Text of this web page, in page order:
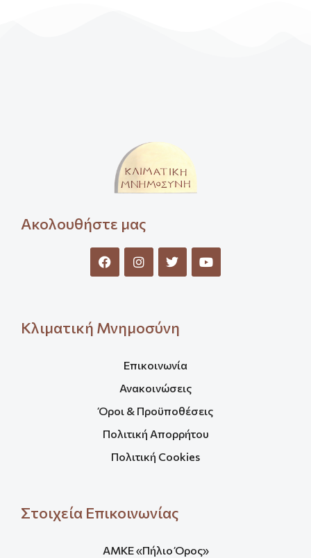
Ακολουθήστε μας
Κλιματική Μνημοσύνη
Επικοινωνία
Ανακοινώσεις
Όροι & Προϋποθέσεις
Πολιτική Απορρήτου
Πολιτική Cookies
Στοιχεία Επικοινωνίας
ΑΜΚΕ «Πήλιο Όρος»